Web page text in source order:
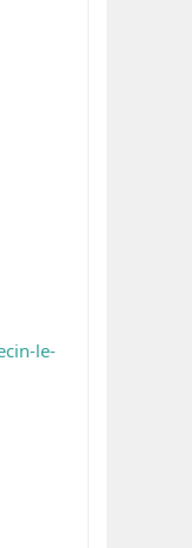
le-